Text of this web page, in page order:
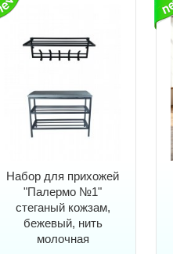
Набор для прихожей
"Палермо №1"
стеганый кожзам,
бежевый, нить
молочная